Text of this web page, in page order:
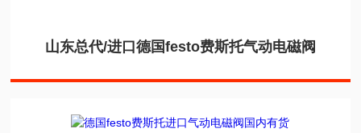
山东总代/进口德国festo费斯托气动电磁阀